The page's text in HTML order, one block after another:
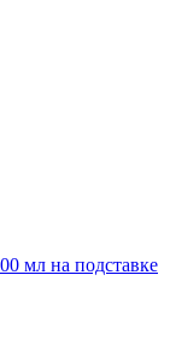
мл на подставке